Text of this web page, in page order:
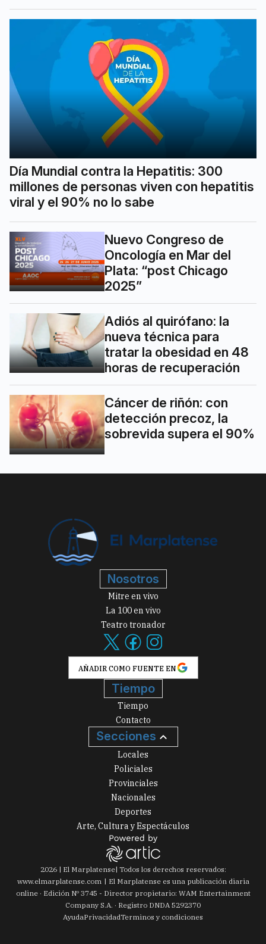
Día Mundial contra la Hepatitis: 300
millones de personas viven con hepatitis
viral y el 90% no lo sabe
Nuevo Congreso de
Oncología en Mar del
Plata: “post Chicago
2025”
Adiós al quirófano: la
nueva técnica para
tratar la obesidad en 48
horas de recuperación
Cáncer de riñón: con
detección precoz, la
sobrevida supera el 90%
Nosotros
Mitre en vivo
La 100 en vivo
Teatro tronador
AÑADIR COMO FUENTE EN
Tiempo
Tiempo
Contacto
Secciones
Locales
Policiales
Provinciales
Nacionales
Deportes
Arte, Cultura y Espectáculos
2026| El Marplatense| Todos los derechos reservados:
www.elmarplatense.com
El Marplatense es una publicación diaria
online · Edición Nº 3745 - Director propietario: WAM Entertainment
Company S.A. · Registro DNDA 5292370
AyudaPrivacidadTerminos y condiciones